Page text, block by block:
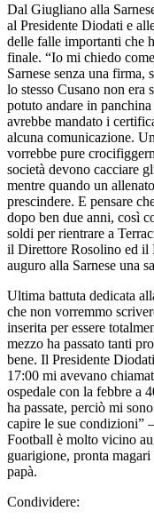
Dal Giugliano alla
al Presidente Diodati e
delle falle importanti che
finale. “Io mi chiedo
Sarnese senza una firma,
lo stesso Cusano non era
potuto andare in
avrebbe mandato i
alcuna comunicazione.
vorrebbe pure
società devono cacciare
mentre quando un
prescindere. E pensare
dopo ben due anni, così
soldi per rientrare a
il Direttore Rosolino ed il
auguro alla Sarnese una
Ultima battuta dedicata
che non vorremmo
inserita per essere
mezzo ha passato tanti
bene. Il Presidente
17:00 mi avevano
ospedale con la febbre a
ha passate, perciò mi
capire le sue condizioni”
Football è molto vicino
guarigione, pronta
papà.
Condividere: